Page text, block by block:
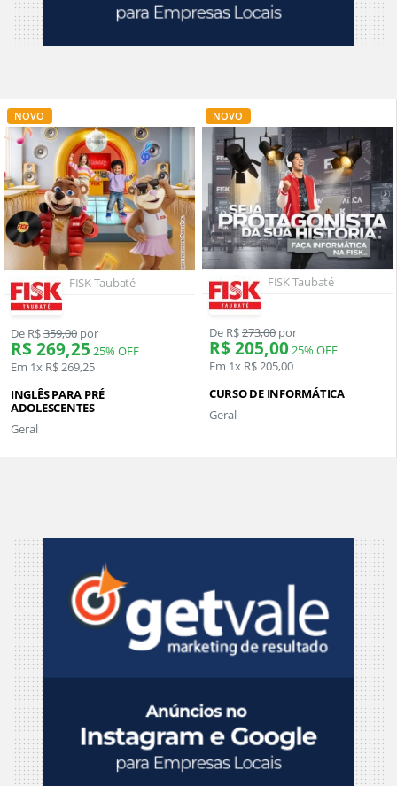
NOVO
FISK Taubaté
De R$359,00 por
R$ 269,25 25% OFF
Em 1x R$ 269,25
INGLÊS PARA PRÉ
ADOLESCENTES
Geral
NOVO
FISK Taubaté
De R$273,00 por
R$ 205,0025% OFF
Em 1x R$ 205,00
CURSO DE INFORMÁTICA
Geral